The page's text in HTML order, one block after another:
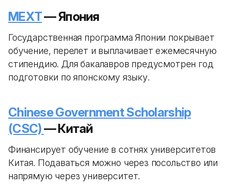
MEXT— Япония
Государственная программа Японии покрывает
обучение, перелет и выплачивает ежемесячную
стипендию. Для бакалавров предусмотрен год
подготовки по японскому языку.
Chinese Government Scholarship
(CSC)— Китай
Финансирует обучение в сотнях университетов
Китая. Подаваться можно через посольство или
напрямую через университет.